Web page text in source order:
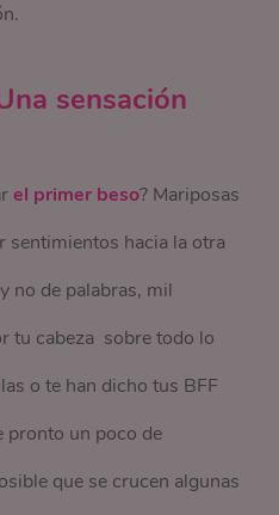
sensación
el primer beso? Mariposas
sentimientos hacia la otra
no de palabras, mil
tu cabeza sobre todo lo
o te han dicho tus BFF
pronto un poco de
que se crucen algunas